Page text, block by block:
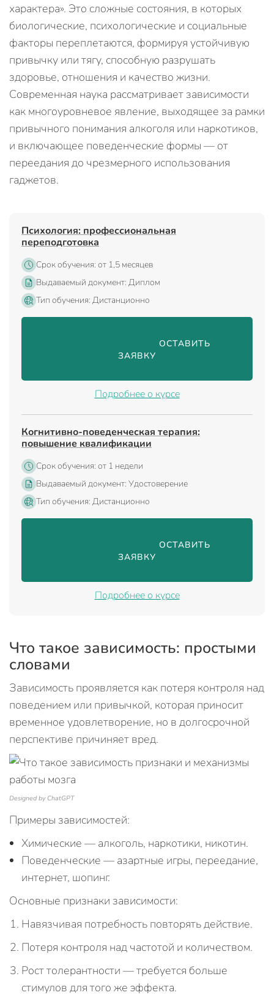
характера». Это сложные состояния, в которых
биологические, психологические и социальные
факторы переплетаются, формируя устойчивую
привычку или тягу, способную разрушать
здоровье, отношения и качество жизни.
Современная наука рассматривает зависимости
как многоуровневое явление, выходящее за рамки
привычного понимания алкоголя или наркотиков,
и включающее поведенческие формы — от
переедания до чрезмерного использования
гаджетов.
Психология: профессиональная
переподготовка
Срок обучения: от 1,5 месяцев
Выдаваемый документ: Диплом
Тип обучения: Дистанционно
                                ОСТАВИТЬ
ЗАЯВКУ
Подробнее о курсе
Когнитивно-поведенческая терапия:
повышение квалификации
Срок обучения: от 1 недели
Выдаваемый документ: Удостоверение
Тип обучения: Дистанционно
                                ОСТАВИТЬ
ЗАЯВКУ
Подробнее о курсе
Что такое зависимость: простыми
словами
Зависимость проявляется как потеря контроля над
поведением или привычкой, которая приносит
временное удовлетворение, но в долгосрочной
перспективе причиняет вред.
Designed by ChatGPT
Примеры зависимостей:
Химические — алкоголь, наркотики, никотин.
Поведенческие — азартные игры, переедание,
интернет, шопинг.
Основные признаки зависимости:
Навязчивая потребность повторять действие.
Потеря контроля над частотой и количеством.
Рост толерантности — требуется больше
стимулов для того же эффекта.